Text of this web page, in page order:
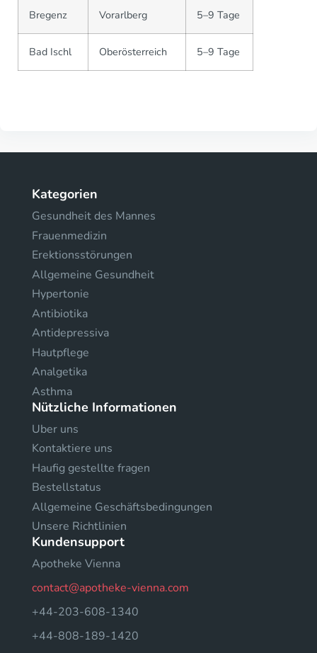
Bregenz Vorarlberg 5–9 Tage
Bad Ischl Oberösterreich 5–9 Tage
Kategorien
Gesundheit des Mannes
Frauenmedizin
Erektionsstörungen
Allgemeine Gesundheit
Hypertonie
Antibiotika
Antidepressiva
Hautpflege
Analgetika
Asthma
Nützliche Informationen
Uber uns
Kontaktiere uns
Haufig gestellte fragen
Bestellstatus
Allgemeine Geschäftsbedingungen
Unsere Richtlinien
Kundensupport
Apotheke Vienna
contact@apotheke-vienna.com
+44-203-608-1340
+44-808-189-1420